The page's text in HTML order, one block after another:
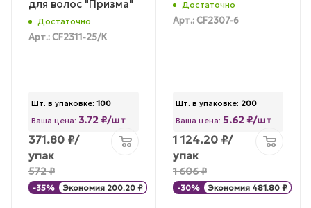
для волос "Призма"
Достаточно
Арт.: CF2311-25/К
Шт. в упаковке: 100
Ваша цена: 3.72 ₽/шт
371.80 ₽/
упак
572₽
-35% Экономия 200.20 ₽
Достаточно
Арт.: CF2307-6
Шт. в упаковке: 200
Ваша цена: 5.62 ₽/шт
1 124.20 ₽/
упак
1 606₽
-30% Экономия 481.80 ₽